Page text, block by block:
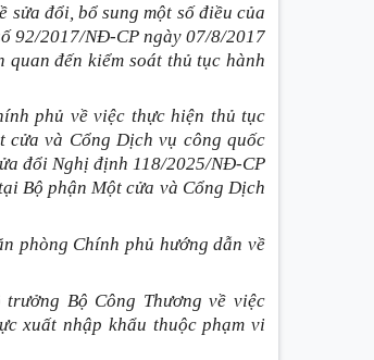
đổi, bổ sung một số điều của
92/2017/NĐ-CP ngày 07/8/2017
đến kiểm soát thủ tục hành
phủ về việc thực hiện thủ tục
cửa và Cổng Dịch vụ công quốc
đổi Nghị định 118/2025/NĐ-CP
Bộ phận Một cửa và Cổng Dịch
phòng Chính phủ hướng dẫn về
Bộ Công Thương về việc
xuất nhập khẩu thuộc phạm vi